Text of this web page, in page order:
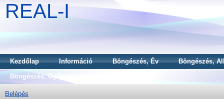
REAL-I
Kezdőlap Információ Böngészés, Év
Böngészés,
Böngészés, Gyűjtemény
Belépés